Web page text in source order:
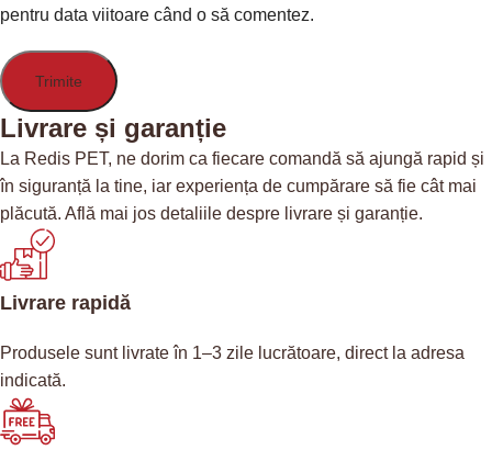
pentru data viitoare când o să comentez.
Livrare și garanție
La Redis PET, ne dorim ca fiecare comandă să ajungă rapid și
în siguranță la tine, iar experiența de cumpărare să fie cât mai
plăcută. Află mai jos detaliile despre livrare și garanție.
Livrare rapidă
Produsele sunt livrate în 1–3 zile lucrătoare, direct la adresa
indicată.